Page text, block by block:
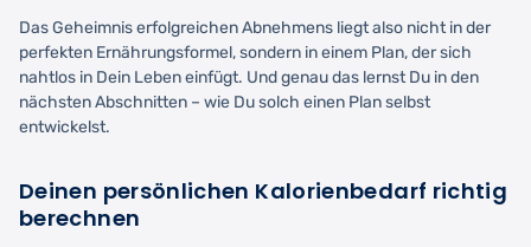
Das Geheimnis erfolgreichen Abnehmens liegt also nicht in der
perfekten Ernährungsformel, sondern in einem Plan, der sich
nahtlos in Dein Leben einfügt. Und genau das lernst Du in den
nächsten Abschnitten – wie Du solch einen Plan selbst
entwickelst.
Deinen persönlichen Kalorienbedarf richtig
berechnen